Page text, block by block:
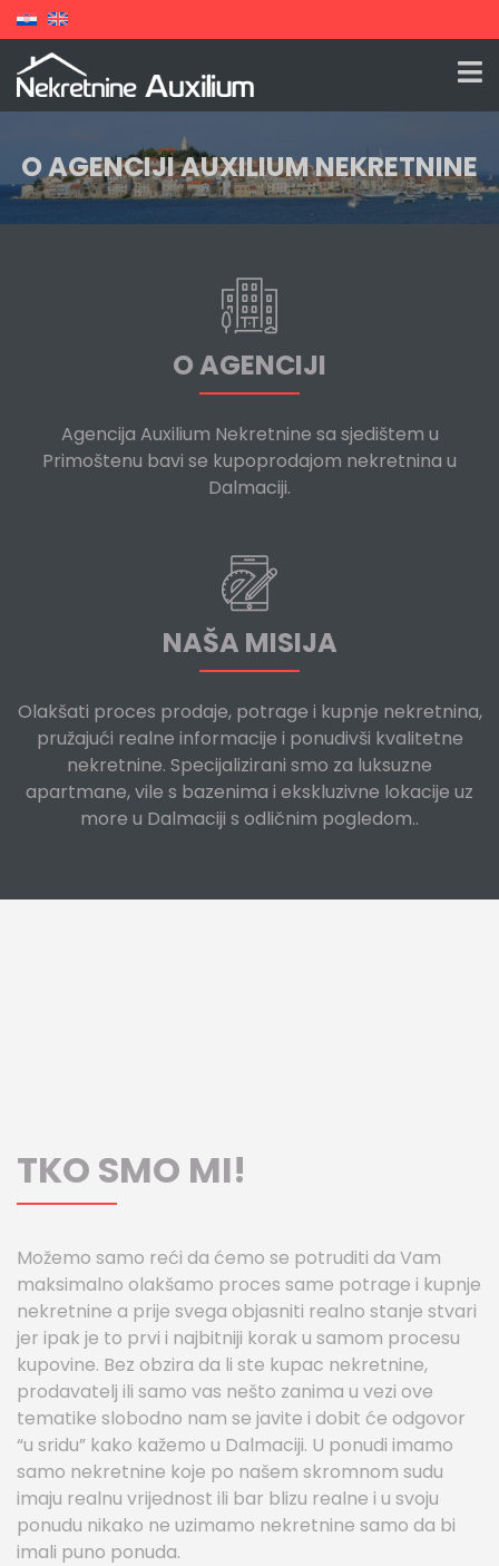
O AGENCIJI AUXILIUM NEKRETNINE
O AGENCIJI
Agencija Auxilium Nekretnine sa sjedištem u
Primoštenu bavi se kupoprodajom nekretnina u
Dalmaciji.
NAŠA MISIJA
Olakšati proces prodaje, potrage i kupnje nekretnina,
pružajući realne informacije i ponudivši kvalitetne
nekretnine. Specijalizirani smo za luksuzne
apartmane, vile s bazenima i ekskluzivne lokacije uz
more u Dalmaciji s odličnim pogledom..
TKO SMO MI!
Možemo samo reći da ćemo se potruditi da Vam
maksimalno olakšamo proces same potrage i kupnje
nekretnine a prije svega objasniti realno stanje stvari
jer ipak je to prvi i najbitniji korak u samom procesu
kupovine. Bez obzira da li ste kupac nekretnine,
prodavatelj ili samo vas nešto zanima u vezi ove
tematike slobodno nam se javite i dobit će odgovor
“u sridu” kako kažemo u Dalmaciji. U ponudi imamo
samo nekretnine koje po našem skromnom sudu
imaju realnu vrijednost ili bar blizu realne i u svoju
ponudu nikako ne uzimamo nekretnine samo da bi
imali puno ponuda.